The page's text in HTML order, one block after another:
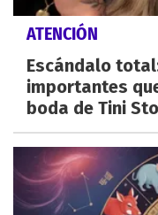
ATENCIÓN
Escándalo
importantes
boda de Tini